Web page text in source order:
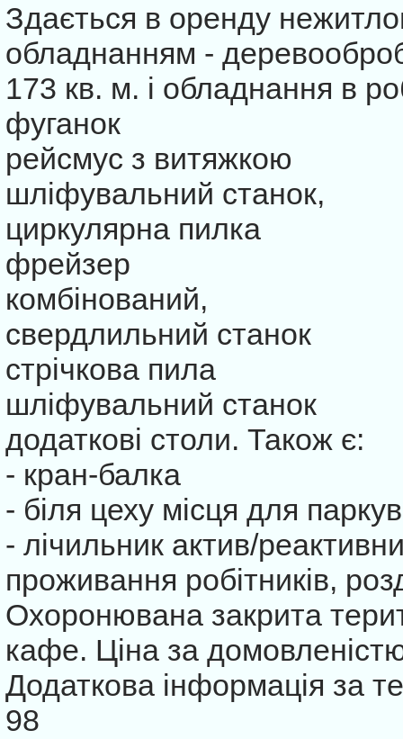
Здається в оренду
обладнанням -
173 кв. м. і обладнання в
фуганок
рейсмус з витяжкою
шліфувальний станок,
циркулярна пилка
фрейзер
комбінований,
свердлильний станок
стрічкова пила
шліфувальний станок
додаткові столи. Також є:
- кран-балка
- біля цеху місця для
- лічильник актив/
проживання робітників,
Охоронювана закрита
кафе. Ціна за
Додаткова інформація за
98